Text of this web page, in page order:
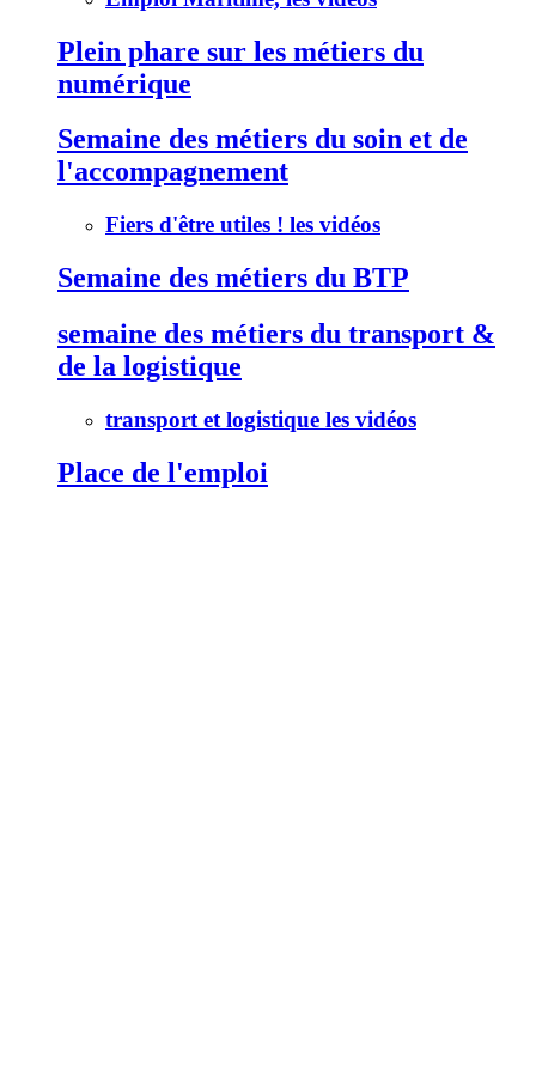
Plein phare sur les métiers du
numérique
Semaine des métiers du soin et de
l'accompagnement
Fiers d'être utiles ! les vidéos
Semaine des métiers du BTP
semaine des métiers du transport &
de la logistique
transport et logistique les vidéos
Place de l'emploi